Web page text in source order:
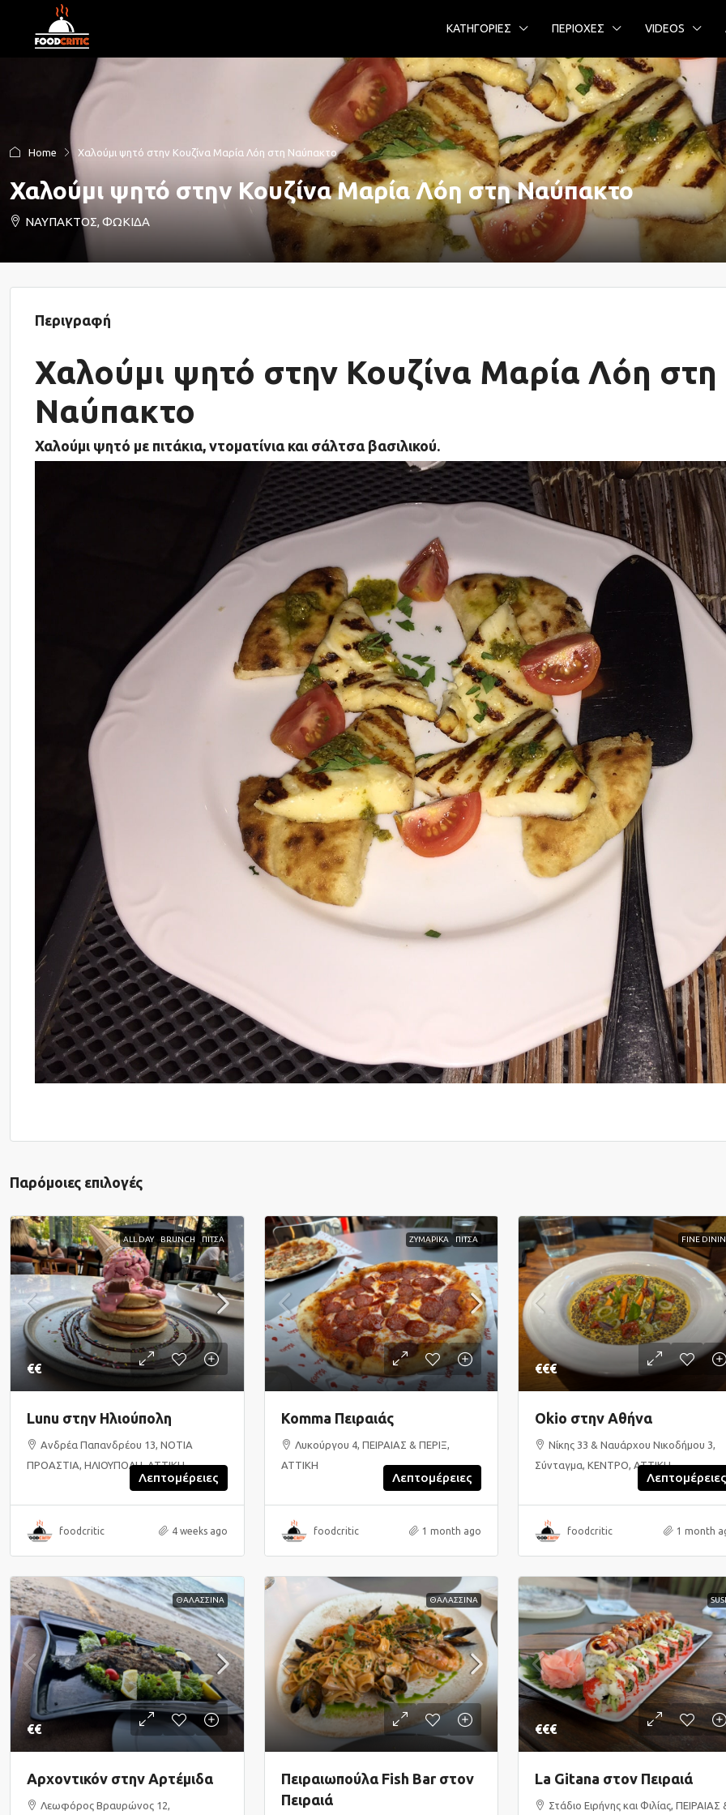
ΚΑΤΗΓΟΡΙΕΣ ΠΕΡΙΟΧΕΣ VIDEOS
Home Χαλούμι ψητό στην Κουζίνα Μαρία Λόη στη Ναύπακτο
Χαλούμι ψητό στην Κουζίνα Μαρία Λόη στη Ναύπακτο
ΝΑΥΠΑΚΤΟΣ, ΦΩΚΙΔΑ
Περιγραφή
Χαλούμι ψητό στην Κουζίνα Μαρία Λόη στη
Ναύπακτο
Χαλούμι ψητό με πιτάκια, ντοματίνια και σάλτσα βασιλικού.
Παρόμοιες επιλογές
ALL DAY BRUNCH ΠΙΤΣΑ
€€
Lunu στην Ηλιούπολη
Ανδρέα Παπανδρέου 13, ΝΟΤΙΑ
ΠΡΟΑΣΤΙΑ, ΗΛΙΟΥΠΟΛΗ, ΑΤΤΙΚΗ
Λεπτομέρειες
foodcritic 4 weeks ago
ΖΥΜΑΡΙΚΑ ΠΙΤΣΑ
Komma Πειραιάς
Λυκούργου 4, ΠΕΙΡΑΙΑΣ & ΠΕΡΙΞ,
ΑΤΤΙΚΗ
Λεπτομέρειες
foodcritic 1 month ago
FINE
€€€
Okio στην Αθήνα
Νίκης 33 & Ναυάρχου Νικοδήμου 3,
Σύνταγμα, ΚΕΝΤΡΟ, ΑΤΤΙΚΗ
Λεπτομέρειες
foodcritic 1 month
ΘΑΛΑΣΣΙΝΑ
€€
Αρχοντικόν στην Αρτέμιδα
Λεωφόρος Βραυρώνος 12,
ΘΑΛΑΣΣΙΝΑ
Πειραιωπούλα Fish Bar στον
Πειραιά
€€€
La Gitana στον Πειραιά
Στάδιο Ειρήνης και Φιλίας, ΠΕΙΡΑΙΑΣ